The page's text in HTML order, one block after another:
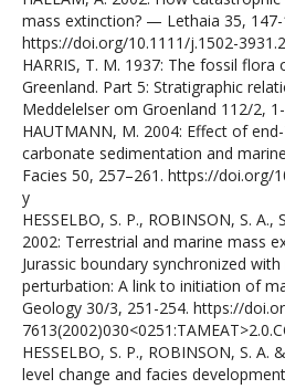
mass extinction? — Lethaia 35, 147-
https://doi.org/10.1111/j.1502-
HARRIS, T. M. 1937: The fossil flora
Greenland. Part 5: Stratigraphic
Meddelelser om Groenland 112/2,
HAUTMANN, M. 2004: Effect of
carbonate sedimentation and
Facies 50, 257–261. https://doi.org/
y
HESSELBO, S. P., ROBINSON, S. A.,
2002: Terrestrial and marine mass
Jurassic boundary synchronized
perturbation: A link to initiation of
Geology 30/3, 251-254. https://
HESSELBO, S. P., ROBINSON, S. A.
level change and facies